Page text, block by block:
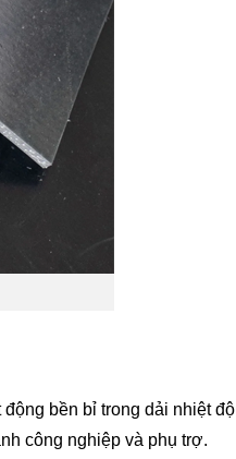
bền bỉ trong dải nhiệt độ
công nghiệp và phụ trợ.